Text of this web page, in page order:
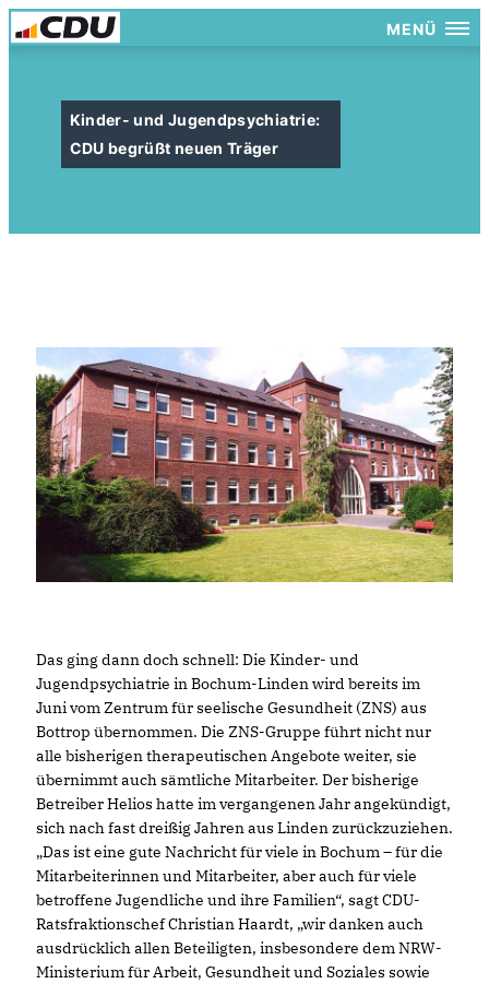
MENÜ
Kinder- und Jugendpsychiatrie:
CDU begrüßt neuen Träger
Das ging dann doch schnell: Die Kinder- und
Jugendpsychiatrie in Bochum-Linden wird bereits im
Juni vom Zentrum für seelische Gesundheit (ZNS) aus
Bottrop übernommen. Die ZNS-Gruppe führt nicht nur
alle bisherigen therapeutischen Angebote weiter, sie
übernimmt auch sämtliche Mitarbeiter. Der bisherige
Betreiber Helios hatte im vergangenen Jahr angekündigt,
sich nach fast dreißig Jahren aus Linden zurückzuziehen.
Das ist eine gute Nachricht für viele in Bochum – für die
Mitarbeiterinnen und Mitarbeiter, aber auch für viele
betroffene Jugendliche und ihre Familien“, sagt CDU-
Ratsfraktionschef Christian Haardt, „wir danken auch
ausdrücklich allen Beteiligten, insbesondere dem NRW-
Ministerium für Arbeit, Gesundheit und Soziales sowie